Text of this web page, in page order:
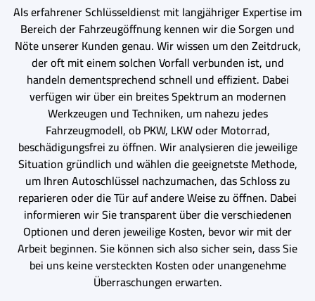
Als erfahrener Schlüsseldienst mit langjähriger Expertise im
Bereich der Fahrzeugöffnung kennen wir die Sorgen und
Nöte unserer Kunden genau. Wir wissen um den Zeitdruck,
der oft mit einem solchen Vorfall verbunden ist, und
handeln dementsprechend schnell und effizient. Dabei
verfügen wir über ein breites Spektrum an modernen
Werkzeugen und Techniken, um nahezu jedes
Fahrzeugmodell, ob PKW, LKW oder Motorrad,
beschädigungsfrei zu öffnen. Wir analysieren die jeweilige
Situation gründlich und wählen die geeignetste Methode,
um Ihren Autoschlüssel nachzumachen, das Schloss zu
reparieren oder die Tür auf andere Weise zu öffnen. Dabei
informieren wir Sie transparent über die verschiedenen
Optionen und deren jeweilige Kosten, bevor wir mit der
Arbeit beginnen. Sie können sich also sicher sein, dass Sie
bei uns keine versteckten Kosten oder unangenehme
Überraschungen erwarten.